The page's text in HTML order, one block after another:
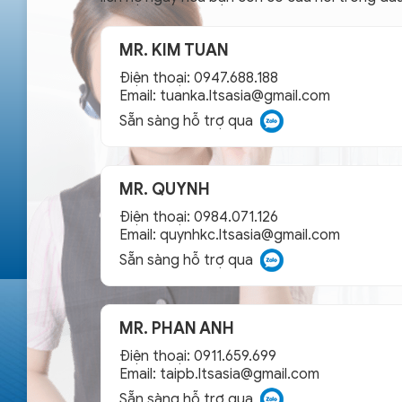
MR. KIM TUAN
Điện thoại: 0947.688.188
Email: tuanka.ltsasia@gmail.com
Sẵn sàng hỗ trợ qua
MR. QUYNH
Điện thoại: 0984.071.126
Email: quynhkc.ltsasia@gmail.com
Sẵn sàng hỗ trợ qua
MR. PHAN ANH
Điện thoại: 0911.659.699
Email: taipb.ltsasia@gmail.com